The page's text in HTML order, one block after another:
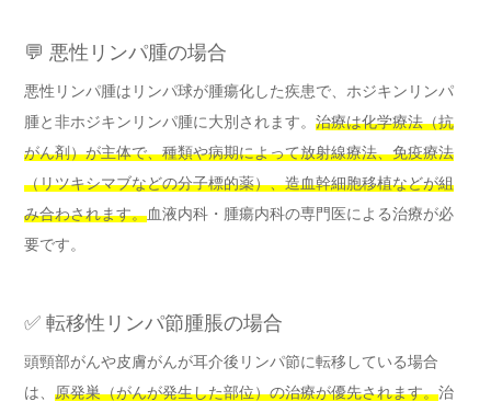
💬 悪性リンパ腫の場合
悪性リンパ腫はリンパ球が腫瘍化した疾患で、ホジキンリンパ
腫と非ホジキンリンパ腫に大別されます。 治療は化学療法（抗
がん剤）が主体で、種類や病期によって放射線療法、免疫療法
（リツキシマブなどの分子標的薬）、造血幹細胞移植などが組
み合わされます。血液内科・腫瘍内科の専門医による治療が必
要です。
✅ 転移性リンパ節腫脹の場合
頭頸部がんや皮膚がんが耳介後リンパ節に転移している場合
は、 原発巣（がんが発生した部位）の治療が優先されます。治